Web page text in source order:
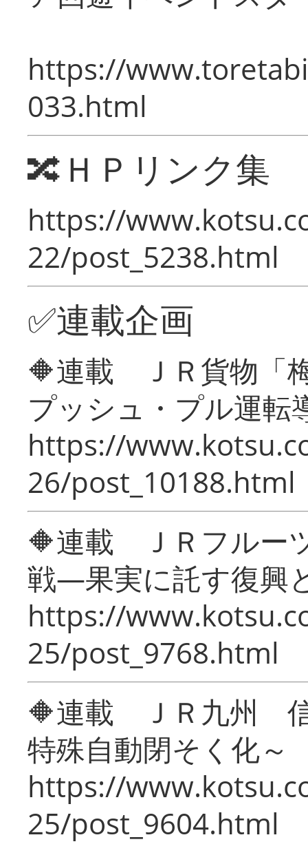
https://
033.html
🔀ＨＰリンク集
https://
22/post_5238.html
✅連載企画
🔶連載 ＪＲ貨物「
プッシュ・プル運転
https://
26/post_10188.html
🔶連載 ＪＲフルー
戦―果実に託す復興
https://
25/post_9768.html
🔶連載 ＪＲ九州 信
特殊自動閉そく化～
https://
25/post_9604.html